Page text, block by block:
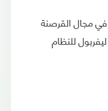
مجال القرصنة
للنظام